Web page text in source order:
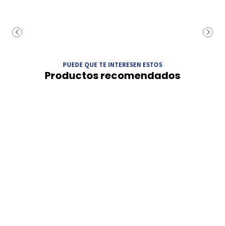
PUEDE QUE TE INTERESEN ESTOS
Productos recomendados